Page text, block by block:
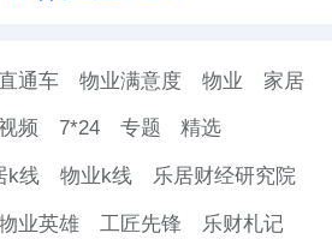
通车 物业满意度 物业 家居
频 7*24 专题 精选
k线 物业k线 乐居财经研究院
业英雄 工匠先锋 乐财札记